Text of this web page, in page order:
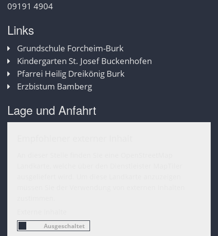
09191 4904
Links
Grundschule Forcheim-Burk
Kindergarten St. Josef Buckenhofen
Pfarrei Heilig Dreikönig Burk
Erzbistum Bamberg
Lage und Anfahrt